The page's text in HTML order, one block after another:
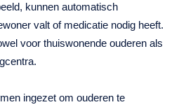
kunnen automatisch
valt of medicatie nodig heeft.
voor thuiswonende ouderen als
ingezet om ouderen te